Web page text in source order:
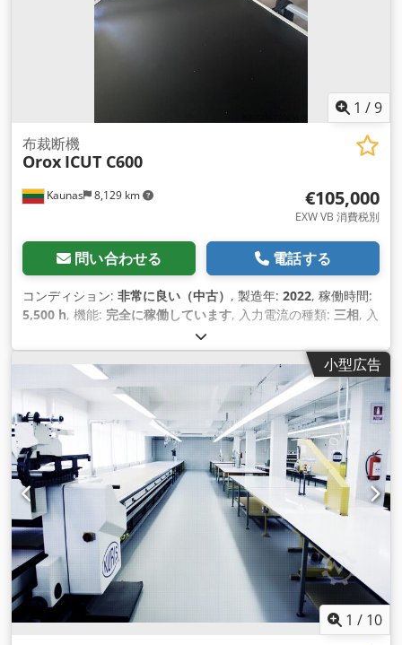
1 /9
Kaunas 8,129 km
布裁断機
Orox ICUT C600
€105,000
EXW VB 消費税別
問い合わせる 電話する
コンディション: 非常に良い（中古） , 製造年: 2022, 稼働時間:
5,500 h, 機能: 完全に稼働しています, 入力電流の種類: 三相, 入
1,750 mm
mm, 送り長さ Z軸:60 mm, X軸送り速度:120 m/分, Y軸送り
120 m/分 1,750 mm , 切断高さ（最大）:60
, 圧縮空気接続:6 バー
小型広告
1 / 10